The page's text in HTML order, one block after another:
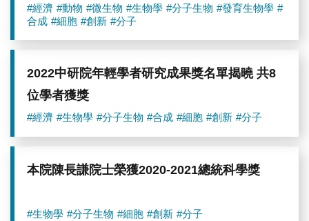
#經濟 #動物 #微生物 #生物學 #分子生物 #發育生物學 #
合成 #細胞 #創新 #分子
2022中研院年輕學者研究成果獎名單揭曉 共8
位學者獲獎
#經濟 #生物學 #分子生物 #合成 #細胞 #創新 #分子
本院陳長謙院士榮獲2020-2021總統科學獎
#生物學 #分子生物 #細胞 #創新 #分子